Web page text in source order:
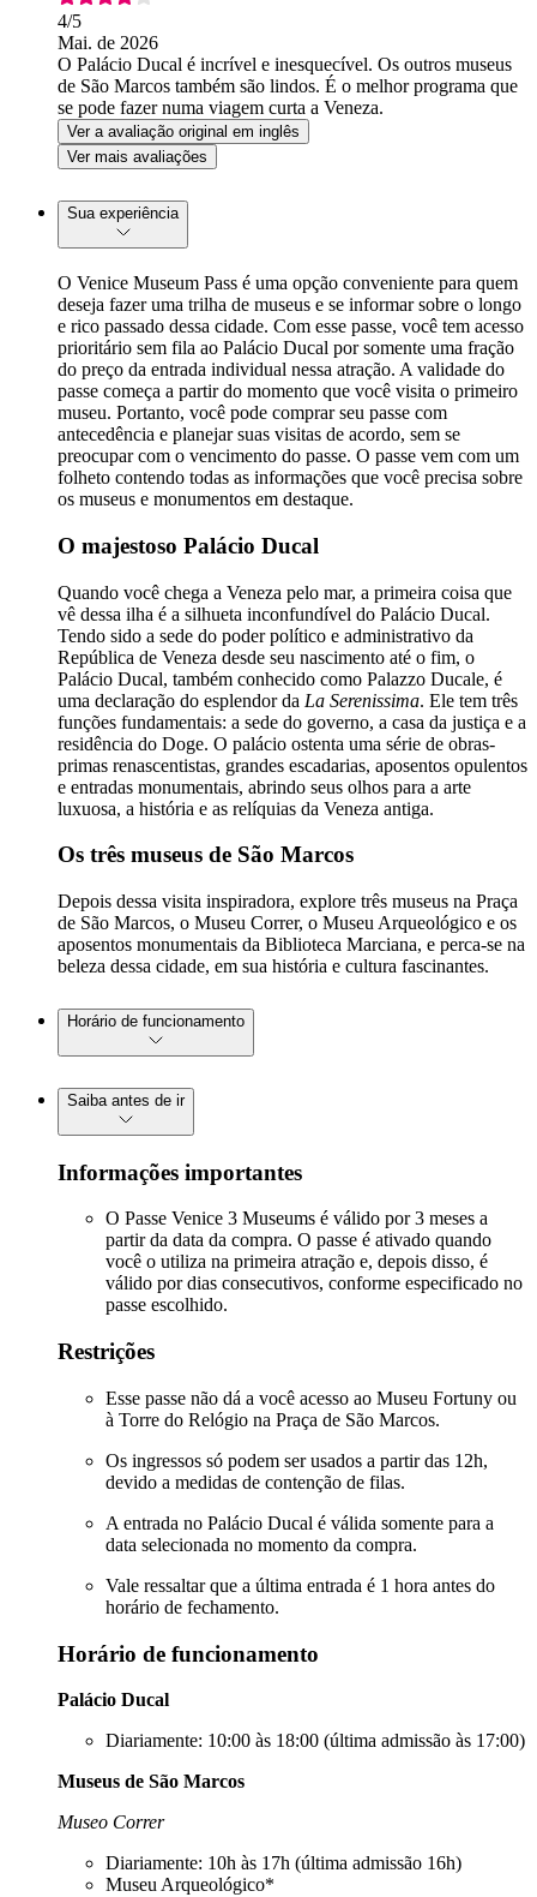
4/5
Mai. de 2026
O Palácio Ducal é incrível e inesquecível. Os outros museus
de São Marcos também são lindos. É o melhor programa que
se pode fazer numa viagem curta a Veneza.
Ver a avaliação original em inglês
Ver mais avaliações
Sua experiência
O Venice Museum Pass é uma opção conveniente para quem
deseja fazer uma trilha de museus e se informar sobre o longo
e rico passado dessa cidade. Com esse passe, você tem acesso
prioritário sem fila ao Palácio Ducal por somente uma fração
do preço da entrada individual nessa atração. A validade do
passe começa a partir do momento que você visita o primeiro
museu. Portanto, você pode comprar seu passe com
antecedência e planejar suas visitas de acordo, sem se
preocupar com o vencimento do passe. O passe vem com um
folheto contendo todas as informações que você precisa sobre
os museus e monumentos em destaque.
O majestoso Palácio Ducal
Quando você chega a Veneza pelo mar, a primeira coisa que
vê dessa ilha é a silhueta inconfundível do Palácio Ducal.
Tendo sido a sede do poder político e administrativo da
República de Veneza desde seu nascimento até o fim, o
Palácio Ducal, também conhecido como Palazzo Ducale, é
uma declaração do esplendor da La Serenissima. Ele tem três
funções fundamentais: a sede do governo, a casa da justiça e a
residência do Doge. O palácio ostenta uma série de obras-
primas renascentistas, grandes escadarias, aposentos opulentos
e entradas monumentais, abrindo seus olhos para a arte
luxuosa, a história e as relíquias da Veneza antiga.
Os três museus de São Marcos
Depois dessa visita inspiradora, explore três museus na Praça
de São Marcos, o Museu Correr, o Museu Arqueológico e os
aposentos monumentais da Biblioteca Marciana, e perca-se na
beleza dessa cidade, em sua história e cultura fascinantes.
Horário de funcionamento
Saiba antes de ir
Informações importantes
O Passe Venice 3 Museums é válido por 3 meses a
partir da data da compra. O passe é ativado quando
você o utiliza na primeira atração e, depois disso, é
válido por dias consecutivos, conforme especificado no
passe escolhido.
Restrições
Esse passe não dá a você acesso ao Museu Fortuny ou
à Torre do Relógio na Praça de São Marcos.
Os ingressos só podem ser usados a partir das 12h,
devido a medidas de contenção de filas.
A entrada no Palácio Ducal é válida somente para a
data selecionada no momento da compra.
Vale ressaltar que a última entrada é 1 hora antes do
horário de fechamento.
Horário de funcionamento
Palácio Ducal
Diariamente: 10:00 às 18:00 (última admissão às 17:00)
Museus de São Marcos
Museo Correr
Diariamente: 10h às 17h (última admissão 16h)
Museu Arqueológico*